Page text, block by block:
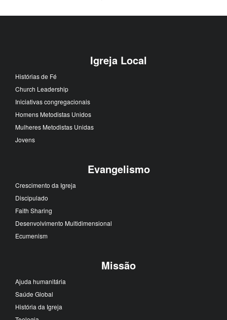
Igreja Local
Histórias de Fé
Church Leadership
Iniciativas congregacionais
Homens Metodistas Unidos
Mulheres Metodistas Unidas
Jovens
Evangelismo
Crescimento da Igreja
Discipulado
Faith Sharing
Desenvolvimento Multidimensional
Ecumenism
Missão
Ajuda humanitária
Saúde Global
História da Igreja